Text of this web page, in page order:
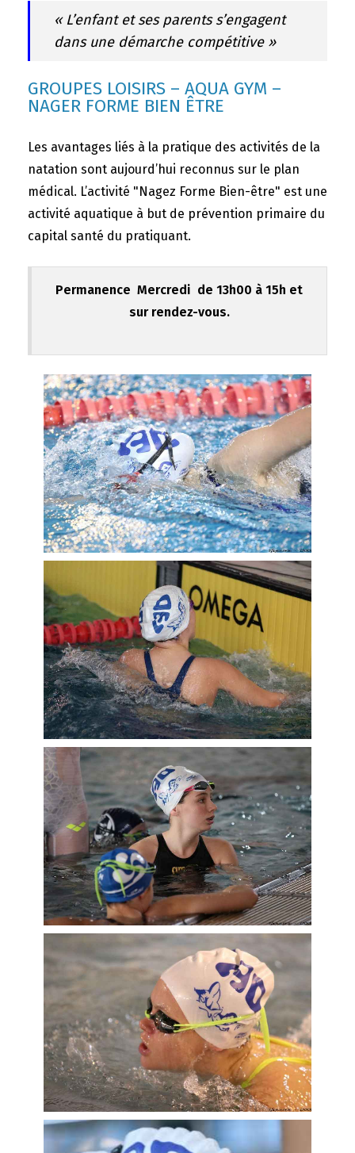
« L’enfant et ses parents s’engagent
dans une démarche compétitive »
GROUPES LOISIRS – AQUA GYM –
NAGER FORME BIEN ÊTRE
Les avantages liés à la pratique des activités de la
natation sont aujourd’hui reconnus sur le plan
médical. L’activité "Nagez Forme Bien-être" est une
activité aquatique à but de prévention primaire du
capital santé du pratiquant.
Permanence Mercredi de 13h00 à 15h et
sur rendez-vous.